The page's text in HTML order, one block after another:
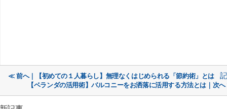
≪ 前へ｜【初めての１人暮らし】無理なくはじめられる「節約術」とは
【ベランダの活用術】バルコニーをお洒落に活用する方法とは｜次